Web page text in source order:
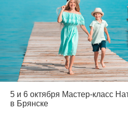
5 и 6 октября Мастер-класс
в Брянске